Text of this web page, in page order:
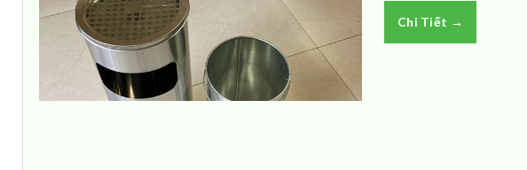
Chi Tiết →